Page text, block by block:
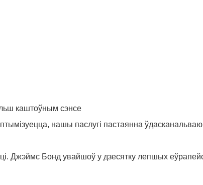
каштоўным сэнсе
нашы паслугі пастаянна
Джэймс Бонд увайшоў у дзесятку лепшых